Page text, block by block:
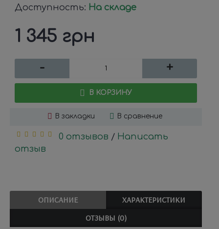
Доступность: На складе
1 345 грн
- +
В КОРЗИНУ
В закладки В сравнение
0 отзывов / Написать
отзыв
ОПИСАНИЕ
ХАРАКТЕРИСТИКИ
ОТЗЫВЫ (0)